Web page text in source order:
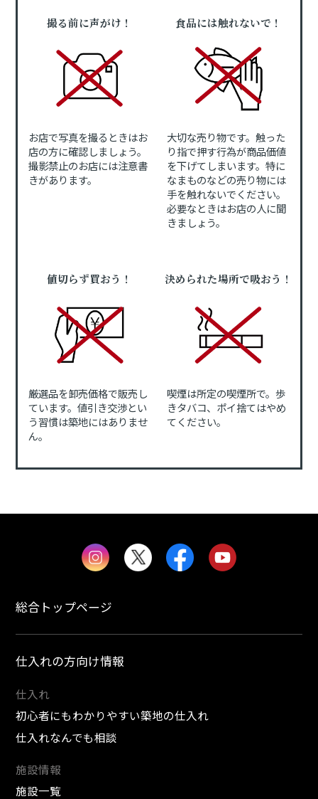
撮る前に声がけ！
お店で写真を撮るときはお
店の方に確認しましょう。
撮影禁止のお店には注意書
きがあります。
食品には触れないで！
大切な売り物です。触った
り指で押す行為が商品価値
を下げてしまいます。特に
なまものなどの売り物には
手を触れないでください。
必要なときはお店の人に聞
きましょう。
値切らず買おう！
厳選品を卸売価格で販売し
ています。値引き交渉とい
う習慣は築地にはありませ
ん。
決められた場所で吸おう！
喫煙は所定の喫煙所で。歩
きタバコ、ポイ捨てはやめ
てください。
総合トップページ
仕入れの方向け情報
仕入れ
初心者にもわかりやすい築地の仕入れ
仕入れなんでも相談
施設情報
施設一覧